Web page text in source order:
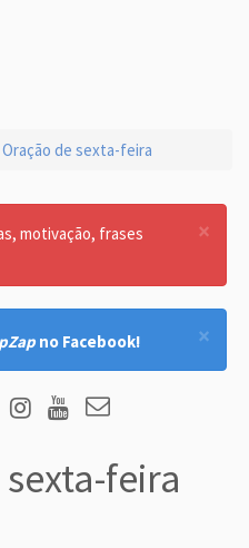
Oração de sexta-feira
×
motivação, frases
×
no Facebook!
feira